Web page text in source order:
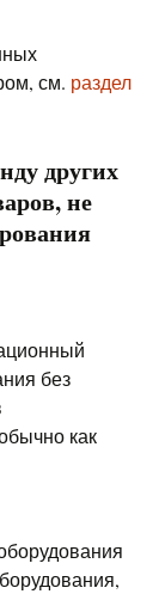
см. раздел
других
не
без
как